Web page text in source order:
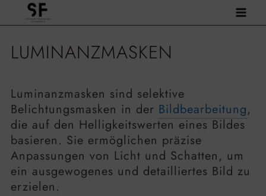
Inhalt
LUMINANZMASKEN
Luminanzmasken sind selektive
Belichtungsmasken in der Bildbearbeitung,
die auf den Helligkeitswerten eines Bildes
basieren. Sie ermöglichen präzise
Anpassungen von Licht und Schatten, um
ein ausgewogenes und detailliertes Bild zu
erzielen.